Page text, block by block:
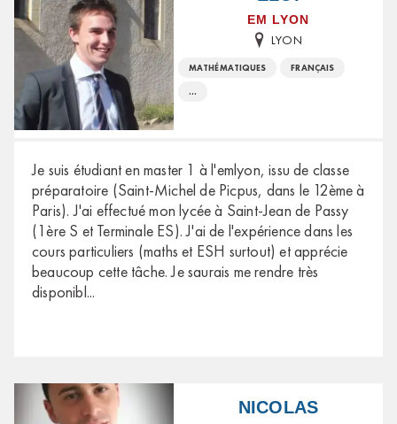
EM LYON
LYON
MATHÉMATIQUES FRANÇAIS
...
Je suis étudiant en master 1 à l'emlyon, issu de classe
préparatoire (Saint-Michel de Picpus, dans le 12ème à
Paris). J'ai effectué mon lycée à Saint-Jean de Passy
(1ère S et Terminale ES). J'ai de l'expérience dans les
cours particuliers (maths et ESH surtout) et apprécie
beaucoup cette tâche. Je saurais me rendre très
disponibl...
NICOLAS